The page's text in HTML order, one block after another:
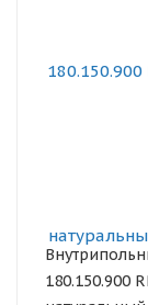
180.150.900